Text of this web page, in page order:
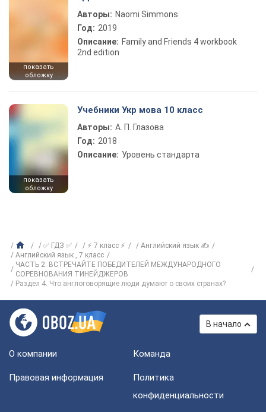
показать
обложку
Авторы: Naomi Simmons
Год: 2019
Описание: Family and Friends 4 workbook
2nd edition
показать
обложку
Учебники Укр мова 10 класс
Авторы: А. П. Глазова
Год: 2018
Описание: Уровень стандарта
✅ ГДЗ ✅ ⚡ 7 класс ⚡
Английский язык ✍
Английский язык , 7 класс
ЧАСТЬ 2. ВСТРЕЧАЙТЕ ПОБЕДИТЕЛЕЙ МЕЖДУНАРОДНОГО
СОРЕВНОВАНИЯ ТИНЕЙДЖЕРОВ
Раздел 4. Что англоговорящие люди думают о своих странах?
В начало
О компании Команда
Правовая информация
Политика
конфиденциальности